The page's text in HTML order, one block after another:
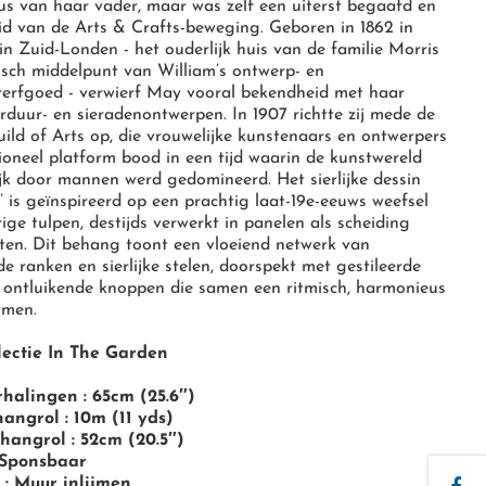
van haar vader, maar was zelf een uiterst begaafd en
van de Arts & Crafts-beweging. Geboren in 1862 in
in Zuid-Londen - het ouderlijk huis van de familie Morris
middelpunt van William’s ontwerp- en
- verwierf May vooral bekendheid met haar
en sieradenontwerpen. In 1907 richtte zij mede de
of Arts op, die vrouwelijke kunstenaars en ontwerpers
platform bood in een tijd waarin de kunstwereld
door mannen werd gedomineerd. Het sierlijke dessin
is geïnspireerd op een prachtig laat-19e-eeuws weefsel
tulpen, destijds verwerkt in panelen als scheiding
Dit behang toont een vloeiend netwerk van
ranken en sierlijke stelen, doorspekt met gestileerde
ontluikende knoppen die samen een ritmisch, harmonieus
In The Garden
: 65cm (25.6″)
: 10m (11 yds)
: 52cm (20.5″)